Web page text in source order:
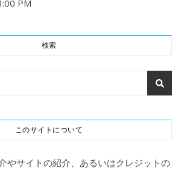
PM
検索
このサイトについて
やサイトの紹介、あるいはクレジットの